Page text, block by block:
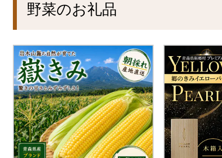
野菜のお礼品